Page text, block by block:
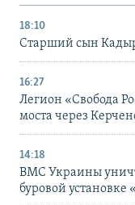
18:10
Старший сын
16:27
Легион «Свобода
моста через
14:18
ВМС Украины
буровой